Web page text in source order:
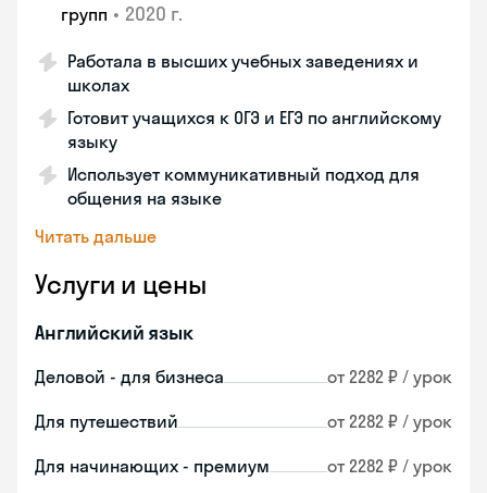
групп • 2020 г.
Работала в высших учебных заведениях и
школах
Готовит учащихся к ОГЭ и ЕГЭ по английскому
языку
Использует коммуникативный подход для
общения на языке
Читать дальше
Услуги и цены
Английский язык
Деловой - для бизнеса от 2282 ₽ / урок
Для путешествий от 2282 ₽ / урок
Для начинающих - премиум от 2282 ₽ / урок